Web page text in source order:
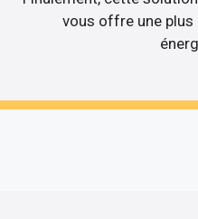
vous offre une plus